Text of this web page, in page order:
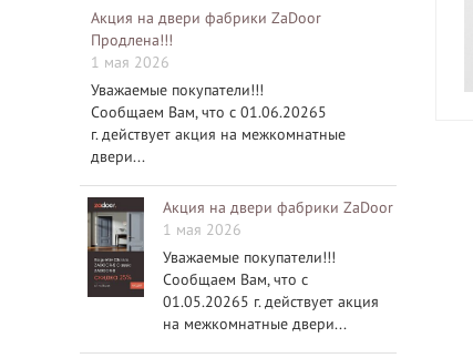
Акция на двери фабрики ZaDoor
Продлена!!!
1 мая 2026
Уважаемые покупатели!!!
Сообщаем Вам, что с 01.06.20265
г. действует акция на межкомнатные
двери...
Акция на двери фабрики ZaDoor
1 мая 2026
Уважаемые покупатели!!!
Сообщаем Вам, что с
01.05.20265 г. действует акция
на межкомнатные двери...